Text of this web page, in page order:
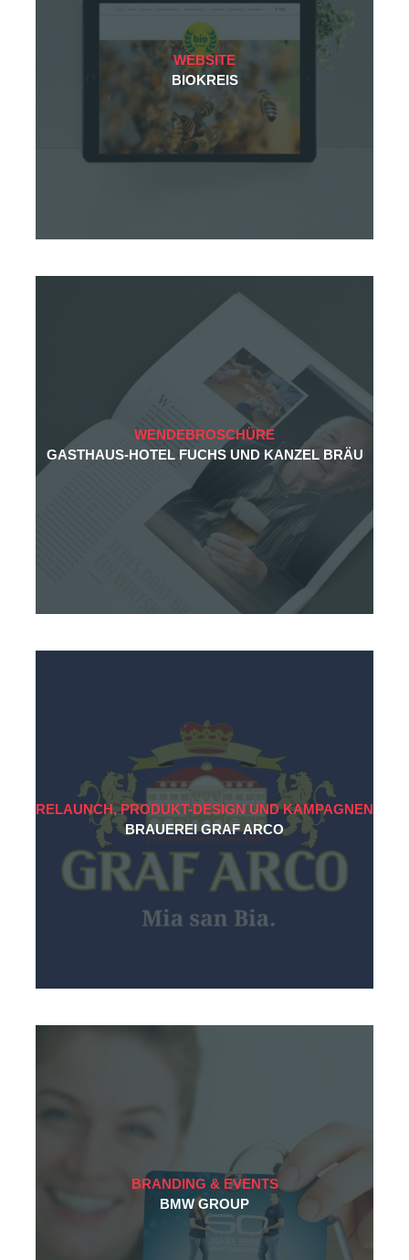
WEBSITE
BIOKREIS
WENDEBROSCHÜRE
GASTHAUS-HOTEL FUCHS UND KANZEL BRÄU
RELAUNCH, PRODUKT-DESIGN UND KAMPAGNEN
BRAUEREI GRAF ARCO
BRANDING & EVENTS
BMW GROUP